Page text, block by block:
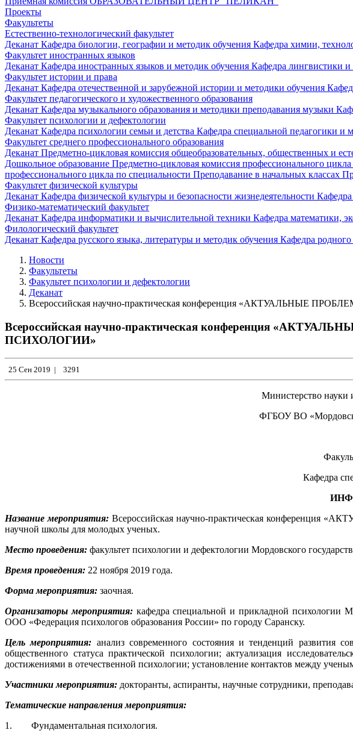
Проекты
Факультеты
Естественно-технологический факультет
Деканат Кафедра биологии, географии и методик обучения Кафедра химии,
Факультет иностранных языков
Деканат Кафедра иностранных языков и методик обучения Кафедра лингвистики и
Факультет истории и права
Деканат Кафедра отечественной и зарубежной истории и методики обучения
Факультет педагогического и художественного образования
Деканат Кафедра музыкального образования и методики преподавания музыки
Факультет психологии и дефектологии
Деканат Кафедра психологии семьи и детства Кафедра специальной педагогики и
Факультет среднего профессионального образования
Деканат Предметно-цикловая комиссия общеобразовательных, общественных и
Дошкольное образование Предметно-цикловая комиссия профессионального
профессионального цикла по специальности Преподавание в начальных классах
Факультет физической культуры
Деканат Кафедра физической культуры и безопасности жизнедеятельности
Физико-математический факультет
Деканат Кафедра информатики и вычислительной техники Кафедра математики,
Филологический факультет
Деканат Кафедра русского языка, литературы и методик обучения Кафедра
Новости
Факультеты
Факультет психологии и дефектологии
Деканат
Всероссийская научно-практическая конференция
Всероссийская научно-практическая конференция
ПСИХОЛОГИИ»
25 Сен 2019 | 3291
Министерство науки
ФГБОУ ВО
Кафедра
Название мероприятия:Всероссийская научно-практическая
научной школы для молодых ученых.
Место проведения: факультет психологии и дефектологии Мордовского
Время проведения: 22 ноября 2019 года.
Форма мероприятия: заочная.
Организаторы мероприятия:кафедра специальной и прикладной психологии
ООО «Федерация психологов образования России» по городу Саранску.
Цель мероприятия: анализ современного состояния и тенденций развития
общественного статуса практической психологии; актуализация
достижениями в отечественной психологии; установление контактов между
Участники мероприятия: докторанты, аспиранты, научные сотрудники,
Тематические направления мероприятия:
1. Фундаментальная психология.